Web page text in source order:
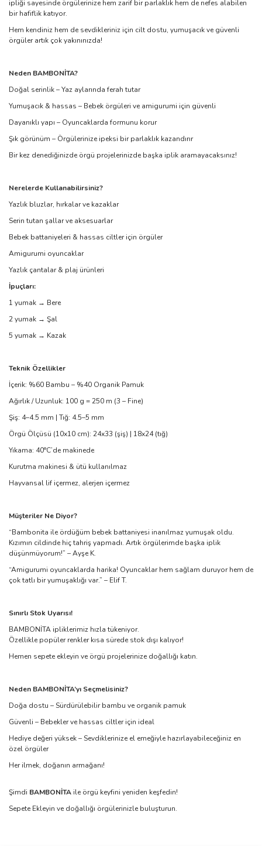
ipliği sayesinde örgülerinize hem zarif bir parlaklık hem de nefes alabilen
bir hafiflik katıyor.
Hem kendiniz hem de sevdikleriniz için cilt dostu, yumuşacık ve güvenli
örgüler artık çok yakınınızda!
Neden BAMBONİTA?
Doğal serinlik – Yaz aylarında ferah tutar
Yumuşacık & hassas – Bebek örgüleri ve amigurumi için güvenli
Dayanıklı yapı – Oyuncaklarda formunu korur
Şık görünüm – Örgülerinize ipeksi bir parlaklık kazandırır
Bir kez denediğinizde örgü projelerinizde başka iplik aramayacaksınız!
Nerelerde Kullanabilirsiniz?
Yazlık bluzlar, hırkalar ve kazaklar
Serin tutan şallar ve aksesuarlar
Bebek battaniyeleri & hassas ciltler için örgüler
Amigurumi oyuncaklar
Yazlık çantalar & plaj ürünleri
İpuçları:
1 yumak → Bere
2 yumak → Şal
5 yumak → Kazak
Teknik Özellikler
İçerik: %60 Bambu – %40 Organik Pamuk
Ağırlık / Uzunluk: 100 g = 250 m (3 – Fine)
Şiş: 4–4.5 mm | Tığ: 4.5–5 mm
Örgü Ölçüsü (10x10 cm): 24x33 (şiş) | 18x24 (tığ)
Yıkama: 40°C’de makinede
Kurutma makinesi & ütü kullanılmaz
Hayvansal lif içermez, alerjen içermez
Müşteriler Ne Diyor?
“Bambonita ile ördüğüm bebek battaniyesi inanılmaz yumuşak oldu.
Kızımın cildinde hiç tahriş yapmadı. Artık örgülerimde başka iplik
düşünmüyorum!” – Ayşe K.
“Amigurumi oyuncaklarda harika! Oyuncaklar hem sağlam duruyor hem de
çok tatlı bir yumuşaklığı var.” – Elif T.
Sınırlı Stok Uyarısı!
BAMBONİTA ipliklerimiz hızla tükeniyor.
Özellikle popüler renkler kısa sürede stok dışı kalıyor!
Hemen sepete ekleyin ve örgü projelerinize doğallığı katın.
Neden BAMBONİTA’yı Seçmelisiniz?
Doğa dostu – Sürdürülebilir bambu ve organik pamuk
Güvenli – Bebekler ve hassas ciltler için ideal
Hediye değeri yüksek – Sevdiklerinize el emeğiyle hazırlayabileceğiniz en
özel örgüler
Her ilmek, doğanın armağanı!
Şimdi BAMBONİTA ile örgü keyfini yeniden keşfedin!
Sepete Ekleyin ve doğallığı örgülerinizle buluşturun.